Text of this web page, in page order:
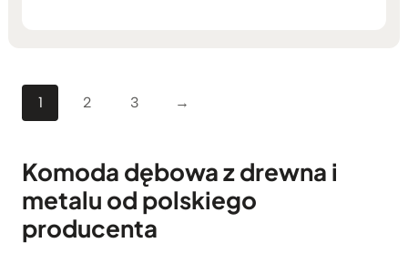
1 2 3 →
Komoda dębowa z drewna i
metalu od polskiego
producenta